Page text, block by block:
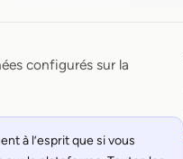
configurés sur la
à l’esprit que si vous